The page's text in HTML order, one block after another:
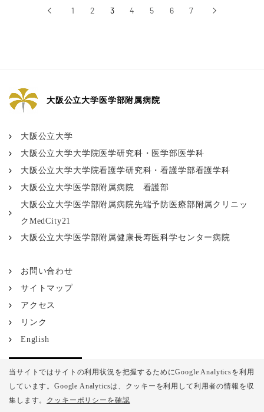
‹前へ 1 2 3 4 5 6 7 ›次へ
当サイトではサイトの利用状況を把握するためにGoogle Analyticsを利用
しています。Google Analyticsは、 クッキーを利用して利用者の情報を収
集します。 クッキーポリシーを確認
大阪公立大学医学部附属病院
大阪公立大学
大阪公立大学大学院医学研究科・医学部医学科
大阪公立大学大学院看護学研究科・看護学部看護学科
大阪公立大学医学部附属病院 看護部
大阪公立大学医学部附属病院先端予防医療部附属クリニッ
クMedCity21
大阪公立大学医学部附属健康長寿医科学センター病院
お問い合わせ
サイトマップ
アクセス
リンク
English